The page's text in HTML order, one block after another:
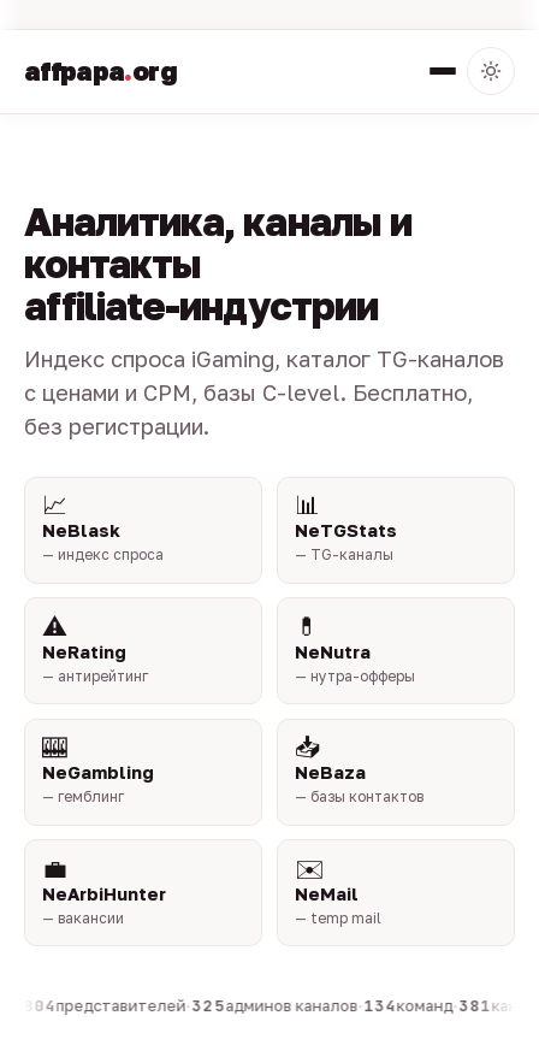
affpapa.org
Аналитика, каналы и
контакты
affiliate-индустрии
Индекс спроса iGaming, каталог TG-каналов
с ценами и CPM, базы C-level. Бесплатно,
без регистрации.
📈
NeBlask
— индекс спроса
📊
NeTGStats
— TG-каналы
⚠️
NeRating
— антирейтинг
💊
NeNutra
— нутра-офферы
🎰
NeGambling
— гемблинг
📥
NeBaza
— базы контактов
💼
NeArbiHunter
— вакансии
✉️
NeMail
— temp mail
804представителей·325админов каналов·134команд·381